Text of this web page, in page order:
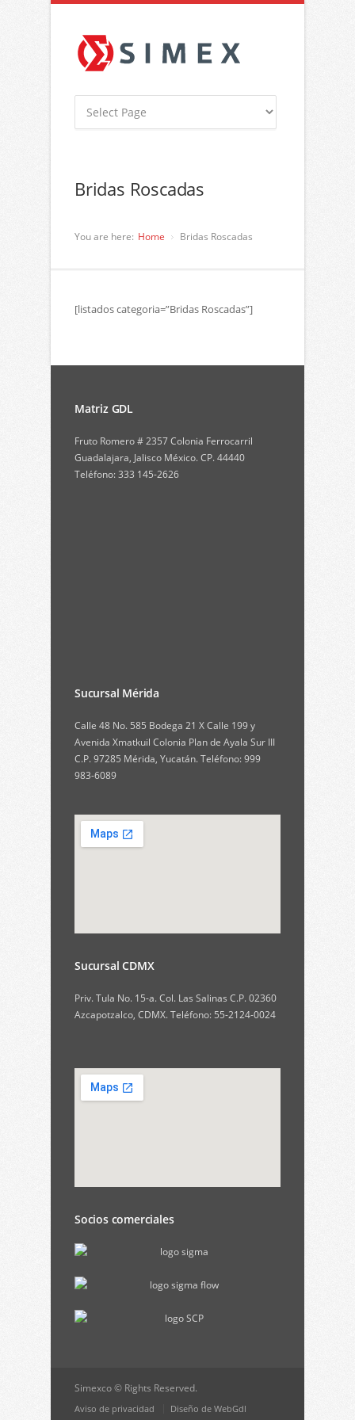
Bridas Roscadas
You are here: Home Bridas Roscadas
[listados categoria=”Bridas Roscadas”]
Matriz GDL
Fruto Romero # 2357 Colonia Ferrocarril
Guadalajara, Jalisco México. CP. 44440
Teléfono: 333 145-2626
Sucursal Mérida
Calle 48 No. 585 Bodega 21 X Calle 199 y
Avenida Xmatkuil Colonia Plan de Ayala Sur III
C.P. 97285 Mérida, Yucatán. Teléfono: 999
983-6089
Sucursal CDMX
Priv. Tula No. 15-a. Col. Las Salinas C.P. 02360
Azcapotzalco, CDMX. Teléfono: 55-2124-0024
Socios comerciales
Simexco © Rights Reserved.
Aviso de privacidad Diseño de WebGdl